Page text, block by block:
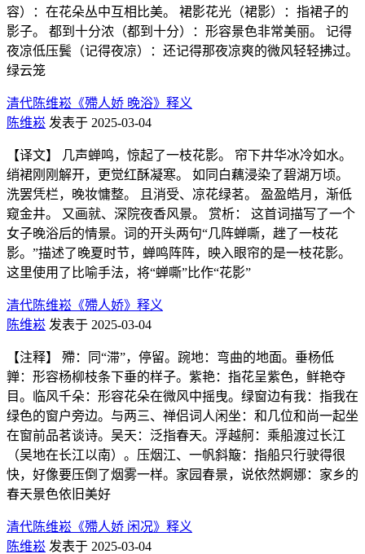
容）：在花朵丛中互相比美。 裙影花光（裙影）：指裙子的
影子。 都到十分浓（都到十分）：形容景色非常美丽。 记得
夜凉低压鬓（记得夜凉）：还记得那夜凉爽的微风轻轻拂过。
绿云笼
清代陈维崧《殢人娇 晚浴》释义
陈维崧 发表于 2025-03-04
【译文】 几声蝉鸣，惊起了一枝花影。 帘下井华冰冷如水。
绡裙刚刚解开，更觉红酥凝寒。 如同白藕浸染了碧湖万顷。
洗罢凭栏，晚妆慵整。 且消受、凉花绿茗。 盈盈皓月，渐低
窥金井。 又画就、深院夜香风景。 赏析： 这首词描写了一个
女子晚浴后的情景。词的开头两句“几阵蝉嘶，趖了一枝花
影。”描述了晚夏时节，蝉鸣阵阵，映入眼帘的是一枝花影。
这里使用了比喻手法，将“蝉嘶”比作“花影”
清代陈维崧《殢人娇》释义
陈维崧 发表于 2025-03-04
【注释】 殢：同“滞”，停留。踠地：弯曲的地面。垂杨低
亸：形容杨柳枝条下垂的样子。紫艳：指花呈紫色，鲜艳夺
目。临风千朵：形容花朵在微风中摇曳。绿窗边有我：指我在
绿色的窗户旁边。与两三、禅侣词人闲坐：和几位和尚一起坐
在窗前品茗谈诗。吴天：泛指春天。浮越舸：乘船渡过长江
（吴地在长江以南）。压烟江、一帆斜簸：指船只行驶得很
快，好像要压倒了烟雾一样。家园春景，说依然婀娜：家乡的
春天景色依旧美好
清代陈维崧《殢人娇 闲况》释义
陈维崧 发表于 2025-03-04